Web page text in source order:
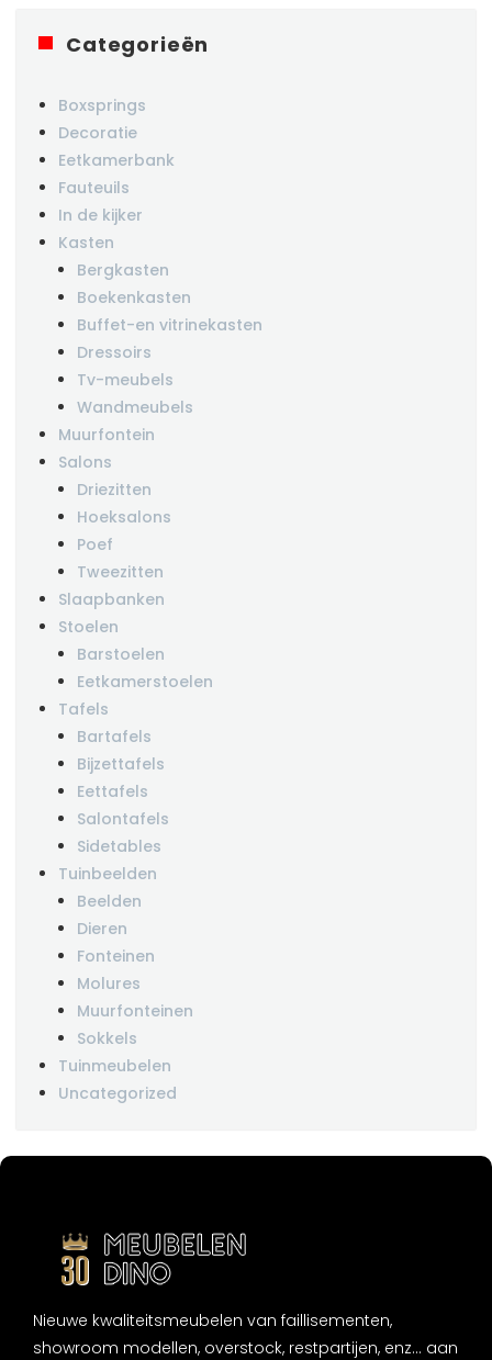
Categorieën
Boxsprings
Decoratie
Eetkamerbank
Fauteuils
In de kijker
Kasten
Bergkasten
Boekenkasten
Buffet-en vitrinekasten
Dressoirs
Tv-meubels
Wandmeubels
Muurfontein
Salons
Driezitten
Hoeksalons
Poef
Tweezitten
Slaapbanken
Stoelen
Barstoelen
Eetkamerstoelen
Tafels
Bartafels
Bijzettafels
Eettafels
Salontafels
Sidetables
Tuinbeelden
Beelden
Dieren
Fonteinen
Molures
Muurfonteinen
Sokkels
Tuinmeubelen
Uncategorized
Nieuwe kwaliteitsmeubelen van faillisementen,
showroom modellen, overstock, restpartijen, enz... aan